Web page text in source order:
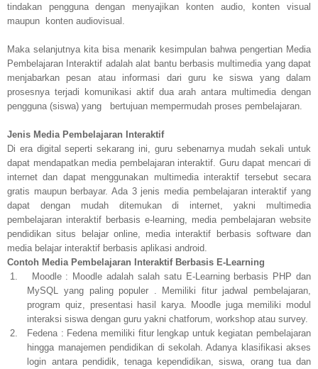
tindakan pengguna dengan menyajikan konten audio, konten visual
maupun
konten audiovisual.
Maka selanjutnya kita bisa menarik kesimpulan bahwa pengertian Media
Pembelajaran Interaktif adalah alat bantu berbasis multimedia yang dapat
menjabarkan pesan atau informasi dari guru ke siswa yang dalam
prosesnya terjadi komunikasi aktif dua arah antara multimedia dengan
pengguna (siswa) yang
bertujuan mempermudah proses pembelajaran.
Jenis Media Pembelajaran Interaktif
Di era digital seperti sekarang ini, guru sebenarnya mudah sekali untuk
dapat mendapatkan media pembelajaran interaktif. Guru dapat mencari di
internet dan dapat menggunakan multimedia interaktif tersebut secara
gratis maupun berbayar. Ada 3 jenis media pembelajaran interaktif yang
dapat dengan mudah ditemukan di internet, yakni multimedia
pembelajaran interaktif berbasis e-learning, media pembelajaran website
pendidikan situs belajar online, media interaktif berbasis software dan
media belajar interaktif berbasis aplikasi android.
Contoh Media Pembelajaran Interaktif Berbasis E-Learning
1.
Moodle : Moodle adalah salah satu E-Learning berbasis PHP dan
MySQL yang paling populer . Memiliki fitur jadwal pembelajaran,
program quiz, presentasi hasil karya. Moodle juga memiliki modul
interaksi siswa dengan guru yakni chatforum, workshop atau survey.
2.
Fedena : Fedena memiliki fitur lengkap untuk kegiatan pembelajaran
hingga manajemen pendidikan di sekolah. Adanya klasifikasi akses
login antara pendidik, tenaga kependidikan, siswa, orang tua dan